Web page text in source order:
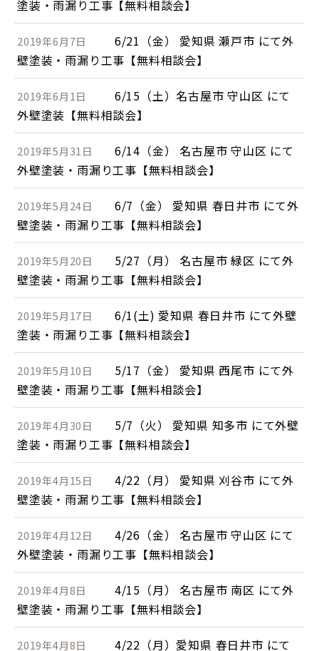
塗装・雨漏り工事【無料相談会】
2019年6月7日
6/21（金） 愛知県 瀬戸市 にて外
壁塗装・雨漏り工事【無料相談会】
2019年6月1日
6/15（土）名古屋市 守山区 にて
外壁塗装【無料相談会】
2019年5月31日
6/14（金） 名古屋市 守山区 にて
外壁塗装・雨漏り工事【無料相談会】
2019年5月24日
6/7（金） 愛知県 春日井市 にて外
壁塗装・雨漏り工事【無料相談会】
2019年5月20日
5/27（月） 名古屋市 緑区 にて外
壁塗装・雨漏り工事【無料相談会】
2019年5月17日
6/1(土) 愛知県 春日井市 にて外壁
塗装・雨漏り工事【無料相談会】
2019年5月10日
5/17（金） 愛知県 西尾市 にて外
壁塗装・雨漏り工事【無料相談会】
2019年4月30日
5/7（火） 愛知県 知多市 にて外壁
塗装・雨漏り工事【無料相談会】
2019年4月15日
4/22（月） 愛知県 刈谷市 にて外
壁塗装・雨漏り工事【無料相談会】
2019年4月12日
4/26（金） 名古屋市 守山区 にて
外壁塗装・雨漏り工事【無料相談会】
2019年4月8日
4/15（月） 名古屋市 南区 にて外
壁塗装・雨漏り工事【無料相談会】
2019年4月8日 4/22（月）愛知県 春日井市 にて